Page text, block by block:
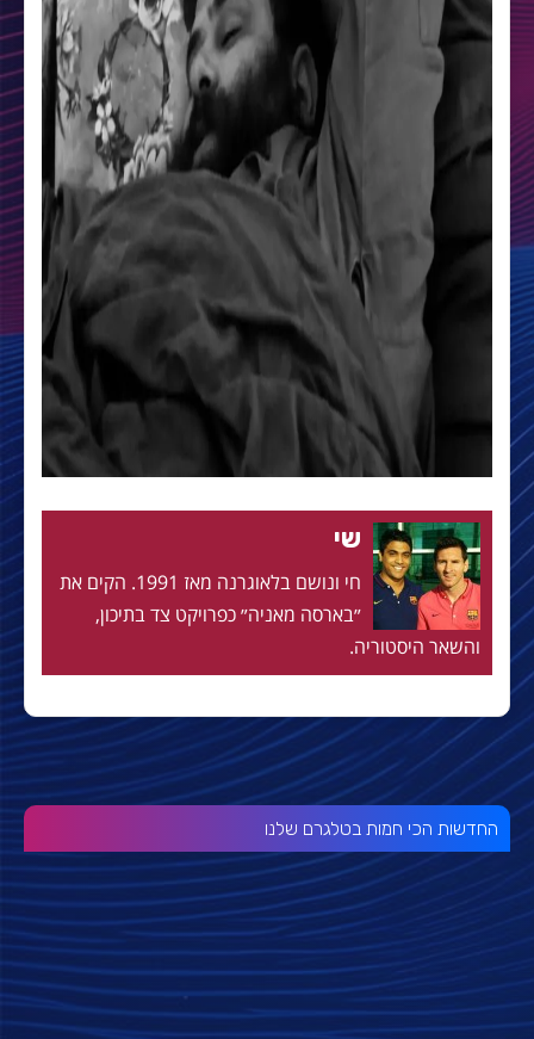
שי
חי ונושם בלאוגרנה מאז 1991. הקים את
״בארסה מאניה״ כפרויקט צד בתיכון,
והשאר היסטוריה.
החדשות הכי חמות בטלגרם שלנו